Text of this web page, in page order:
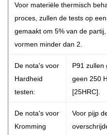
Voor materiële thermisch
proces, zullen de tests op
gemaakt om 5% van de
vormen minder dan 2.
De nota's voor
Hardheid
testen:
P91 zullen
geen 250
[25HRC].
De nota's voor
Kromming
Voor pijp